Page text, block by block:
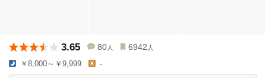
3.65 80 人 6942 人
￥8,000～￥9,999 -